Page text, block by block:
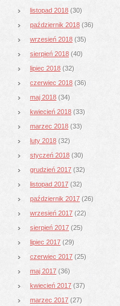
listopad 2018 (30)
październik 2018 (36)
wrzesień 2018 (35)
sierpień 2018 (40)
lipiec 2018 (32)
czerwiec 2018 (36)
maj 2018 (34)
kwiecień 2018 (33)
marzec 2018 (33)
luty 2018 (32)
styczeń 2018 (30)
grudzień 2017 (32)
listopad 2017 (32)
październik 2017 (26)
wrzesień 2017 (22)
sierpień 2017 (25)
lipiec 2017 (29)
czerwiec 2017 (25)
maj 2017 (36)
kwiecień 2017 (37)
marzec 2017 (27)